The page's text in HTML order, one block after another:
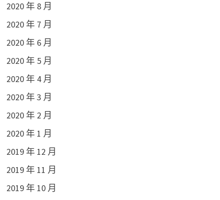
2020 年 8 月
2020 年 7 月
2020 年 6 月
2020 年 5 月
2020 年 4 月
2020 年 3 月
2020 年 2 月
2020 年 1 月
2019 年 12 月
2019 年 11 月
2019 年 10 月